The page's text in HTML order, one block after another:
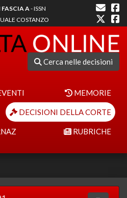
FASCIA A- ISSN
COSTANZO
Cerca nelle decisioni
MEMORIE
DECISIONI DELLA CORTE
RUBRICHE